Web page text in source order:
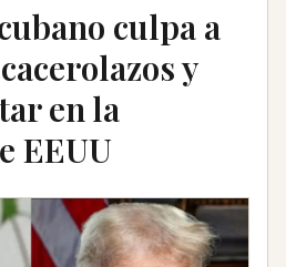
culpa a
y
en la
EEUU